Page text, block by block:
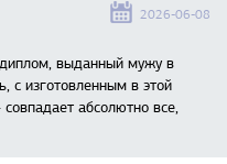
2026-06-08
выданный мужу в
с изготовленным в этой
абсолютно все,